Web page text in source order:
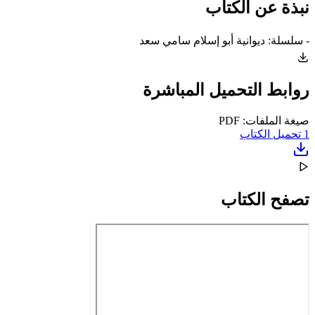
نبذة عن الكتاب
- سلسلة: ديوانية أبو إسلام سامي سعد
روابط التحميل المباشرة
صيغة الملفات: PDF
1 تحميل الكتاب
تصفح الكتاب